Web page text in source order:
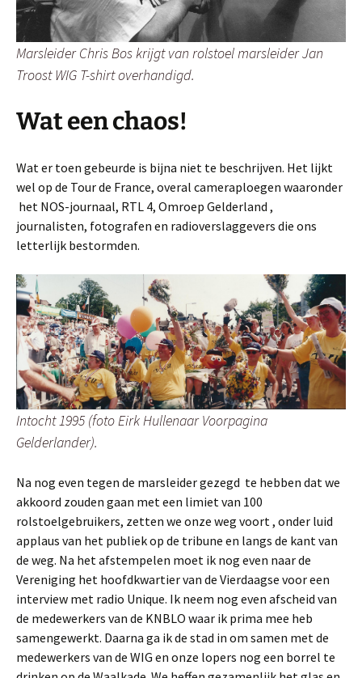
Marsleider Chris Bos krijgt van rolstoel marsleider Jan
Troost WIG T-shirt overhandigd.
Wat een chaos!
Wat er toen gebeurde is bijna niet te beschrijven. Het lijkt
wel op de Tour de France, overal cameraploegen waaronder
het NOS-journaal, RTL 4, Omroep Gelderland ,
journalisten, fotografen en radioverslaggevers die ons
letterlijk bestormden.
Intocht 1995 (foto Eirk Hullenaar Voorpagina
Gelderlander).
Na nog even tegen de marsleider gezegd te hebben dat we
akkoord zouden gaan met een limiet van 100
rolstoelgebruikers, zetten we onze weg voort , onder luid
applaus van het publiek op de tribune en langs de kant van
de weg. Na het afstempelen moet ik nog even naar de
Vereniging het hoofdkwartier van de Vierdaagse voor een
interview met radio Unique. Ik neem nog even afscheid van
de medewerkers van de KNBLO waar ik prima mee heb
samengewerkt. Daarna ga ik de stad in om samen met de
medewerkers van de WIG en onze lopers nog een borrel te